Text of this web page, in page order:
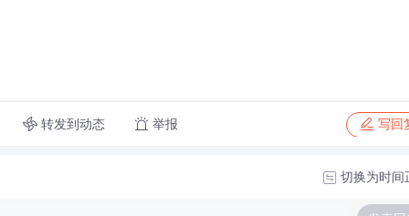
转发到动态 举报 写回
切换为时间